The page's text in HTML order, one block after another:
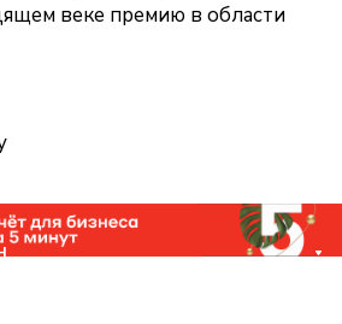
веке премию в области